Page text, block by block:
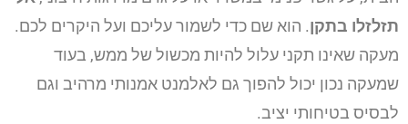
תזלזלו בתקן. הוא שם כדי לשמור עליכם ועל היקרים לכם.
מעקה שאינו תקני עלול להיות מכשול של ממש, בעוד
שמעקה נכון יכול להפוך גם לאלמנט אמנותי מרהיב וגם
לבסיס בטיחותי יציב.